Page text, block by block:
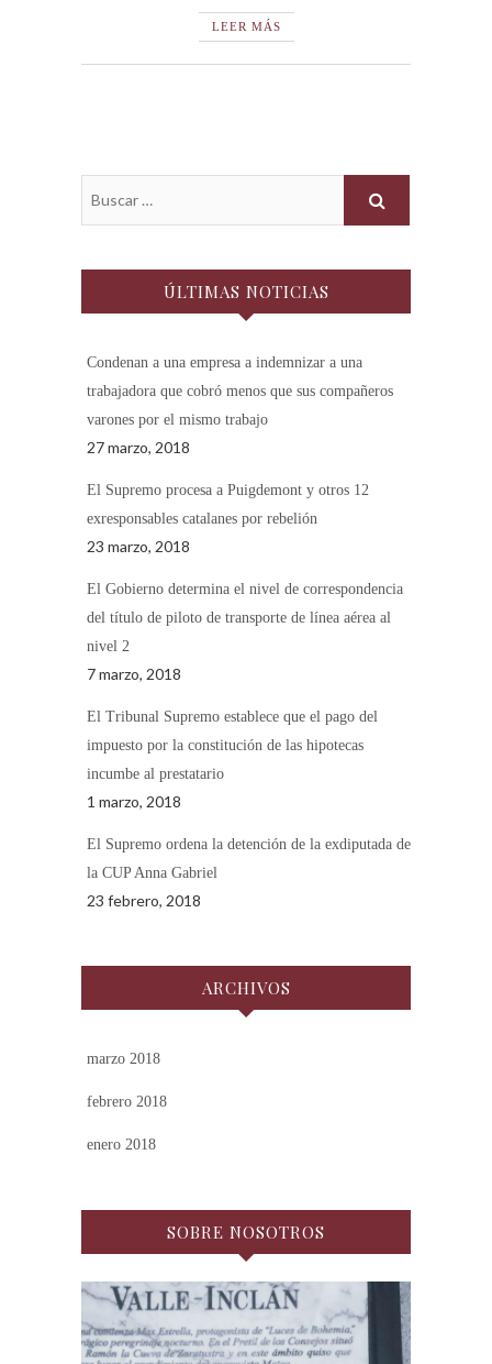
LEER MÁS
ÚLTIMAS NOTICIAS
Condenan a una empresa a indemnizar a una
trabajadora que cobró menos que sus compañeros
varones por el mismo trabajo
27 marzo, 2018
El Supremo procesa a Puigdemont y otros 12
exresponsables catalanes por rebelión
23 marzo, 2018
El Gobierno determina el nivel de correspondencia
del título de piloto de transporte de línea aérea al
nivel 2
7 marzo, 2018
El Tribunal Supremo establece que el pago del
impuesto por la constitución de las hipotecas
incumbe al prestatario
1 marzo, 2018
El Supremo ordena la detención de la exdiputada de
la CUP Anna Gabriel
23 febrero, 2018
ARCHIVOS
marzo 2018
febrero 2018
enero 2018
SOBRE NOSOTROS